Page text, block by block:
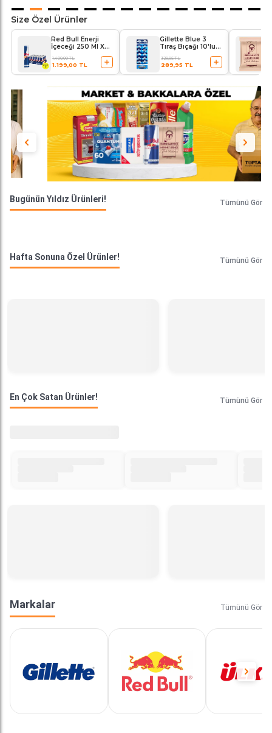
Size Özel Ürünler
Red Bull Enerji
İçeceği 250 Ml X
1.400,00 TL
1.199,00 TL
Gillette Blue 3
Tıraş Bıçağı 10'lu
Plus
329,95 TL
289,95 TL
Bugünün Yıldız Ürünleri! Tümünü Gör
Hafta Sonuna Özel Ürünler! Tümünü Gör
En Çok Satan Ürünler! Tümünü Gör
Markalar Tümünü Gör